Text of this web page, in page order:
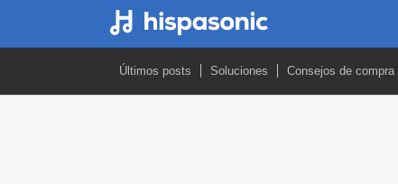
Últimos posts Soluciones Consejos de compra